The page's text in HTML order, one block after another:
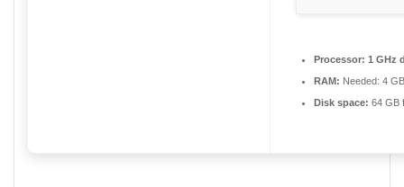
Processor: 1 GHz
RAM: Needed: 4 GB
Disk space: 64 GB